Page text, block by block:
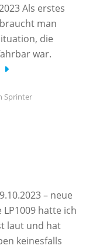
Als erstes
man
die
war.
Sprinter
– neue
hatte ich
laut und hat
keinesfalls